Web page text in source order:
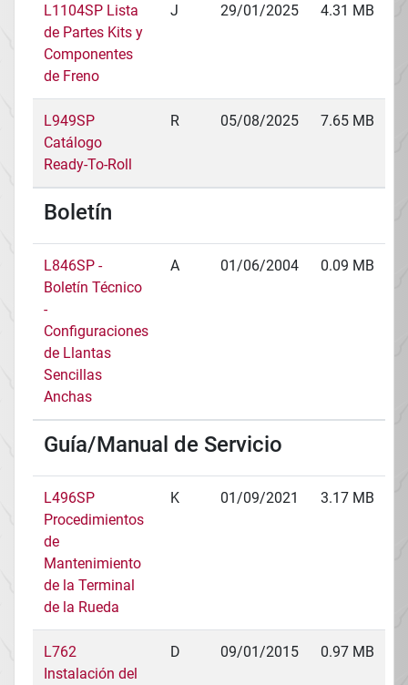
L1104SP Lista
de Partes Kits y
Componentes
de Freno
J 29/01/2025 4.31 MB
L949SP
Catálogo
Ready-To-Roll
R 05/08/2025 7.65 MB
Boletín
L846SP -
Boletín Técnico
-
Configuraciones
de Llantas
Sencillas
Anchas
A 01/06/2004 0.09 MB
Guía/Manual de Servicio
L496SP
Procedimientos
de
Mantenimiento
de la Terminal
de la Rueda
K 01/09/2021 3.17 MB
L762
Instalación del
D 09/01/2015 0.97 MB